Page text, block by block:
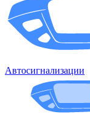
Автосигнализации